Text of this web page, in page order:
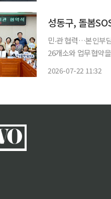
민‧관 협력…본인부담금 지원 대상도 확대
26개소와 업무협약
2026-07-22 11:32